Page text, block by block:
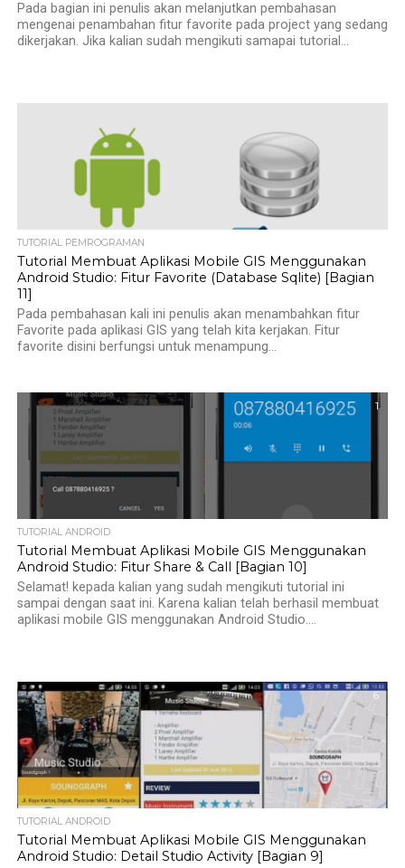
Pada bagian ini penulis akan melanjutkan pembahasan
mengenai penambahan fitur favorite pada project yang sedang
dikerjakan. Jika kalian sudah mengikuti samapai tutorial...
TUTORIAL PEMROGRAMAN
Tutorial Membuat Aplikasi Mobile GIS Menggunakan
Android Studio: Fitur Favorite (Database Sqlite) [Bagian
11]
Pada pembahasan kali ini penulis akan menambahkan fitur
Favorite pada aplikasi GIS yang telah kita kerjakan. Fitur
favorite disini berfungsi untuk menampung...
1
TUTORIAL ANDROID
Tutorial Membuat Aplikasi Mobile GIS Menggunakan
Android Studio: Fitur Share & Call [Bagian 10]
Selamat! kepada kalian yang sudah mengikuti tutorial ini
sampai dengan saat ini. Karena kalian telah berhasil membuat
aplikasi mobile GIS menggunakan Android Studio....
6
TUTORIAL ANDROID
Tutorial Membuat Aplikasi Mobile GIS Menggunakan
Android Studio: Detail Studio Activity [Bagian 9]